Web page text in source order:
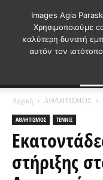
Αρχική ΑΘΛΗΤΙΣΜΟΣ
ΑΘΛΗΤΙΣΜΟΣ ΤΕΝΝΙΣ
στήριξης
Images Agia
Χρησιμοποιούμε
καλύτερη δυνατή
αυτόν τον